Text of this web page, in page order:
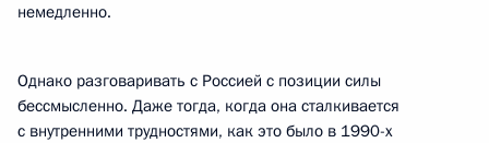
немедленно.
Однако разговаривать с Россией с позиции силы
бессмысленно. Даже тогда, когда она сталкивается
с внутренними трудностями, как это было в 1990-х